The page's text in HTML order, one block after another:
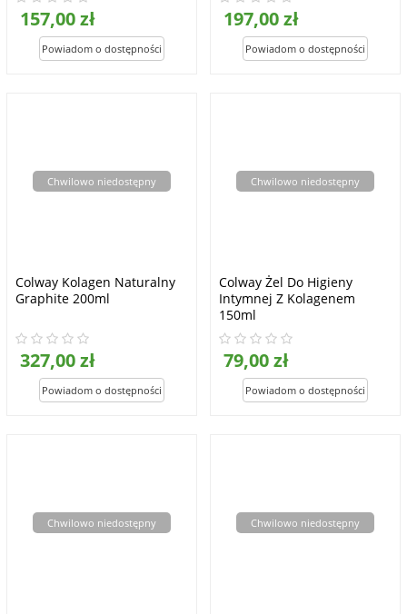
157,00 zł 197,00 zł
Chwilowo niedostępny
Colway Kolagen Naturalny
Graphite 200ml
327,00 zł
Chwilowo niedostępny
Colway Żel Do Higieny
Intymnej Z Kolagenem
150ml
79,00 zł
Chwilowo niedostępny Chwilowo niedostępny